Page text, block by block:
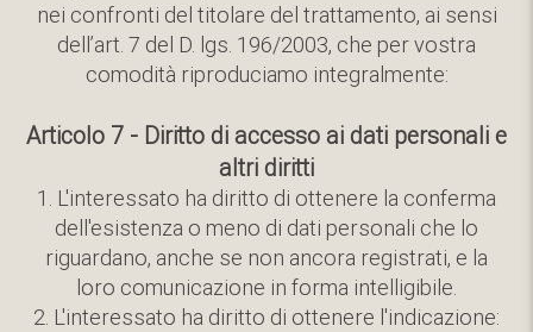
nei confronti del titolare del trattamento, ai sensi
dell’art. 7 del D. lgs. 196/2003, che per vostra
comodità riproduciamo integralmente:
Articolo 7 - Diritto di accesso ai dati personali e
altri diritti
1. L'interessato ha diritto di ottenere la conferma
dell'esistenza o meno di dati personali che lo
riguardano, anche se non ancora registrati, e la
loro comunicazione in forma intelligibile.
2. L'interessato ha diritto di ottenere l'indicazione: